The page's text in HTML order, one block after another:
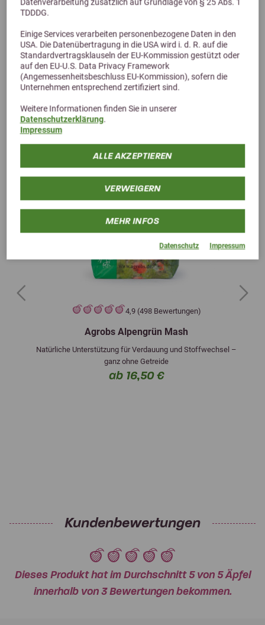
Datenverarbeitung zusätzlich auf Grundlage von § 25 Abs. 1
TDDDG.
Einige Services verarbeiten personenbezogene Daten in den
USA. Die Datenübertragung in die USA wird i. d. R. auf die
Standardvertragsklauseln der EU-Kommission gestützt oder
auf den EU-U.S. Data Privacy Framework
(Angemessenheitsbeschluss EU-Kommission), sofern die
Unternehmen entsprechend zertifiziert sind.
Weitere Informationen finden Sie in unserer
Datenschutzerklärung.
Impressum
ALLE AKZEPTIEREN
VERWEIGERN
MEHR INFOS
Datenschutz Impressum
Alternative Produkte
4,9 (498 Bewertungen)
Agrobs Alpengrün Mash
Natürliche Unterstützung für Verdauung und Stoffwechsel –
ganz ohne Getreide
ab 16,50 €
Previous Next
Kundenbewertungen
Dieses Produkt hat im Durchschnitt 5 von 5 Äpfel
innerhalb von 3 Bewertungen bekommen.